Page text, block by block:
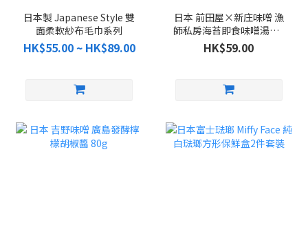
日本製 Japanese Style 雙
面柔軟紗布毛巾系列
HK$55.00 ~ HK$89.00
日本 前田屋×新庄味噌 漁
師私房海苔即食味噌湯（5
食入）
HK$59.00